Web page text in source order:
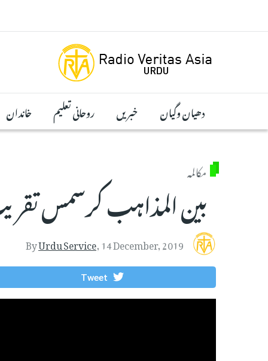
دھیان وگیان خبریں روحانی تعلیم خاندان
مکالمہ
بین المذاہب کرسمس
ByUrdu Service,14 December, 2019
Tweet